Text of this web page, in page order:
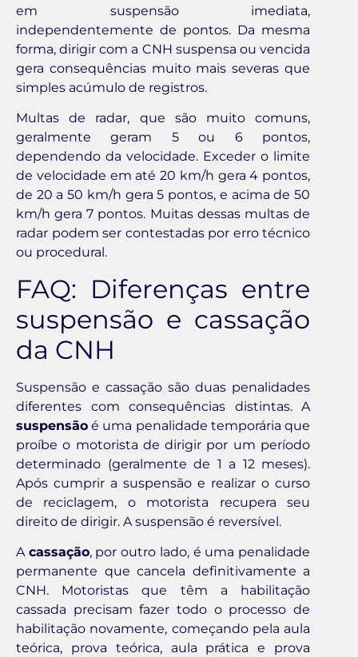
em suspensão imediata,
independentemente de pontos. Da mesma
forma, dirigir com a CNH suspensa ou vencida
gera consequências muito mais severas que
simples acúmulo de registros.
Multas de radar, que são muito comuns,
geralmente geram 5 ou 6 pontos,
dependendo da velocidade. Exceder o limite
de velocidade em até 20 km/h gera 4 pontos,
de 20 a 50 km/h gera 5 pontos, e acima de 50
km/h gera 7 pontos. Muitas dessas multas de
radar podem ser contestadas por erro técnico
ou procedural.
FAQ: Diferenças entre
suspensão e cassação
da CNH
Suspensão e cassação são duas penalidades
diferentes com consequências distintas. A
suspensão é uma penalidade temporária que
proíbe o motorista de dirigir por um período
determinado (geralmente de 1 a 12 meses).
Após cumprir a suspensão e realizar o curso
de reciclagem, o motorista recupera seu
direito de dirigir. A suspensão é reversível.
A cassação, por outro lado, é uma penalidade
permanente que cancela definitivamente a
CNH. Motoristas que têm a habilitação
cassada precisam fazer todo o processo de
habilitação novamente, começando pela aula
teórica, prova teórica, aula prática e prova